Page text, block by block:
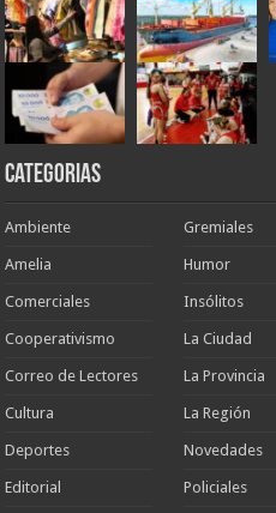
Categorias
Ambiente
Amelia
Comerciales
Cooperativismo
Correo de Lectores
Cultura
Deportes
Editorial
Gremiales
Humor
Insólitos
La Ciudad
La Provincia
La Región
Novedades
Policiales